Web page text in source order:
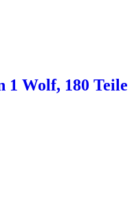
1 Wolf, 180 Teile